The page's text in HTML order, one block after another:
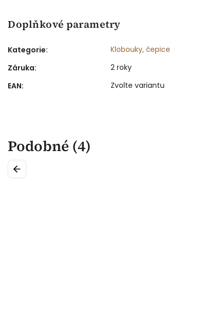
Doplňkové parametry
Kategorie:
Klobouky, čepice
Záruka:
2 roky
EAN: Zvolte variantu
Podobné (4)
Previous